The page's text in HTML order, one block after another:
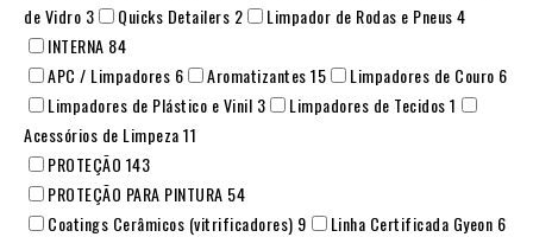
de Vidro 3 Quicks Detailers 2 Limpador de Rodas e Pneus4
INTERNA 84
APC / Limpadores 6 Aromatizantes15 Limpadores de Couro 6
Limpadores de Plástico e Vinil 3 Limpadores de Tecidos1
Acessórios de Limpeza11
PROTEÇÃO 143
PROTEÇÃO PARA PINTURA 54
Coatings Cerâmicos (vitrificadores) 9 Linha Certificada Gyeon 6